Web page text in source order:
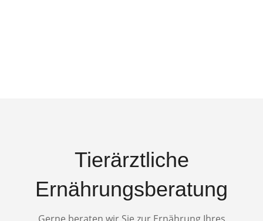
Tierärztliche
Ernährungsberatung